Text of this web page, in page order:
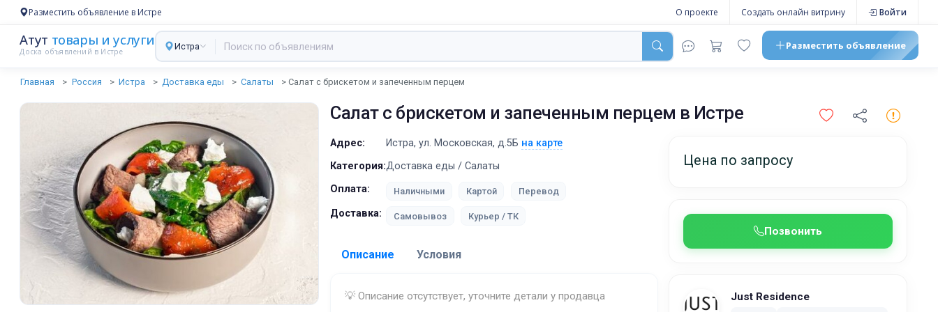
Разместить объявление в Истре О проекте Создать онлайн витрину Войти
Атут товары и услуги
Доска объявлений в Истре
Истра Разместить объявление
Главная Россия Истра Доставка еды Салаты Салат с брискетом и запеченным перцем
Салат с брискетом и запеченным перцем в Истре
Цена по запросу
Позвонить
Just Residence
Адрес: Истра, ул. Московская, д.5Б на карте
Категория:Доставка еды / Салаты
Оплата:
Наличными Картой Перевод
Доставка: Самовывоз Курьер / ТК
Описание Условия
💡 Описание отсутствует, уточните детали у продавца
Доставка: